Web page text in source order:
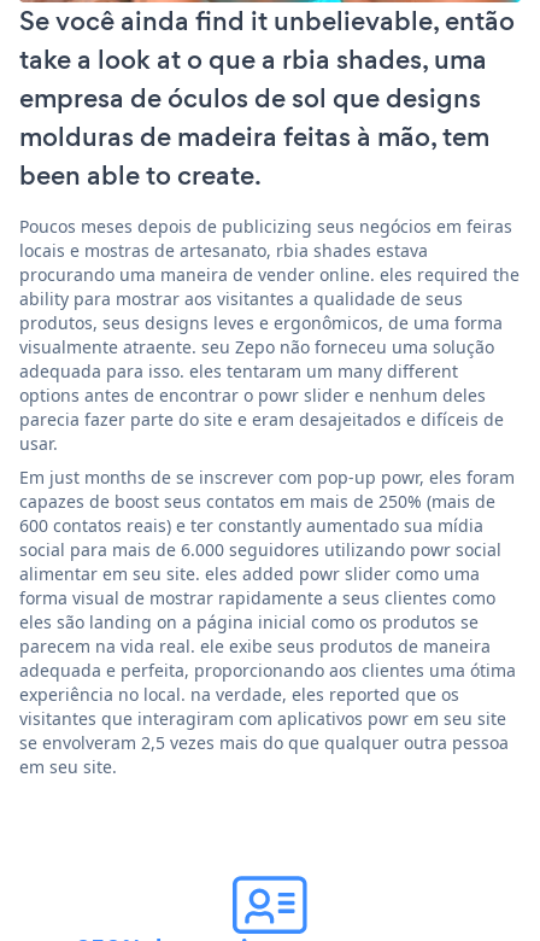
Se você ainda find it unbelievable, então
take a look at o que a rbia shades, uma
empresa de óculos de sol que designs
molduras de madeira feitas à mão, tem
been able to create.
Poucos meses depois de publicizing seus negócios em feiras
locais e mostras de artesanato, rbia shades estava
procurando uma maneira de vender online. eles required the
ability para mostrar aos visitantes a qualidade de seus
produtos, seus designs leves e ergonômicos, de uma forma
visualmente atraente. seu Zepo não forneceu uma solução
adequada para isso. eles tentaram um many different
options antes de encontrar o powr slider e nenhum deles
parecia fazer parte do site e eram desajeitados e difíceis de
usar.
Em just months de se inscrever com pop-up powr, eles foram
capazes de boost seus contatos em mais de 250% (mais de
600 contatos reais) e ter constantly aumentado sua mídia
social para mais de 6.000 seguidores utilizando powr social
alimentar em seu site. eles added powr slider como uma
forma visual de mostrar rapidamente a seus clientes como
eles são landing on a página inicial como os produtos se
parecem na vida real. ele exibe seus produtos de maneira
adequada e perfeita, proporcionando aos clientes uma ótima
experiência no local. na verdade, eles reported que os
visitantes que interagiram com aplicativos powr em seu site
se envolveram 2,5 vezes mais do que qualquer outra pessoa
em seu site.